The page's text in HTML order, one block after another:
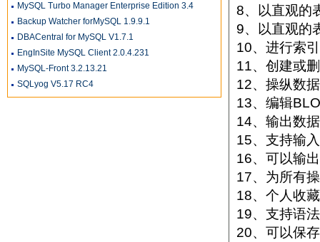
MySQL Turbo Manager Enterprise Edition 3.4
Backup Watcher forMySQL 1.9.9.1
DBACentral for MySQL V1.7.1
EngInSite MySQL Client 2.0.4.231
MySQL-Front 3.2.13.21
SQLyog V5.17 RC4
8、以直观的
9、以直观的
10、进行索
11、创建或
12、操纵数
13、编辑
14、输出数
15、支持输
16、可以输
17、为所有
18、个人收
19、支持语
20、可以保